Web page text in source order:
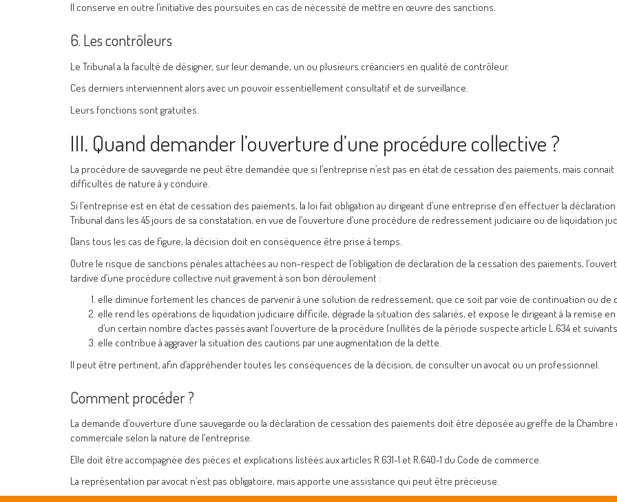
Il conserve en outre l’initiative des poursuites en cas de nécessité de mettre en œuvre des sanctions.
6. Les contrôleurs
Le Tribunal a la faculté de désigner, sur leur demande, un ou plusieurs créanciers en qualité de contrôleur.
Ces derniers interviennent alors avec un pouvoir essentiellement consultatif et de surveillance.
Leurs fonctions sont gratuites.
III. Quand demander l’ouverture d’une procédure collective ?
La procédure de sauvegarde ne peut être demandée que si l’entreprise n’est pas en état de cessation des paiements, mais connait
difficultés de nature à y conduire.
Si l’entreprise est en état de cessation des paiements, la loi fait obligation au dirigeant d’une entreprise d’en effectuer la déclaration
Tribunal dans les 45 jours de sa constatation, en vue de l’ouverture d’une procédure de redressement judiciaire ou de liquidation
Dans tous les cas de figure, la décision doit en conséquence être prise à temps.
Outre le risque de sanctions pénales attachées au non-respect de l’obligation de déclaration de la cessation des paiements,
tardive d’une procédure collective nuit gravement à son bon déroulement :
elle diminue fortement les chances de parvenir à une solution de redressement, que ce soit par voie de continuation ou de
elle rend les opérations de liquidation judiciaire difficile, dégrade la situation des salariés, et expose le dirigeant à la remise
d’un certain nombre d’actes passés avant l’ouverture de la procédure (nullités de la période suspecte article L.634 et
elle contribue à aggraver la situation des cautions par une augmentation de la dette.
Il peut être pertinent, afin d’appréhender toutes les conséquences de la décision, de consulter un avocat ou un professionnel.
Comment procéder ?
La demande d’ouverture d’une sauvegarde ou la déclaration de cessation des paiements doit être déposée au greffe de la Chambre
commerciale selon la nature de l’entreprise.
Elle doit être accompagnée des pièces et explications listées aux articles R.631-1 et R.640-1 du Code de commerce.
La représentation par avocat n’est pas obligatoire, mais apporte une assistance qui peut être précieuse.